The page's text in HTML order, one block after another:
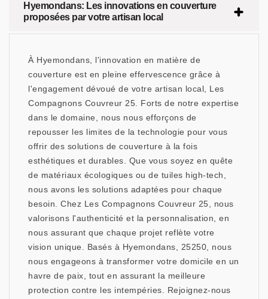
Hyemondans: Les innovations en couverture
proposées par votre artisan local
À Hyemondans, l'innovation en matière de
couverture est en pleine effervescence grâce à
l'engagement dévoué de votre artisan local, Les
Compagnons Couvreur 25. Forts de notre expertise
dans le domaine, nous nous efforçons de
repousser les limites de la technologie pour vous
offrir des solutions de couverture à la fois
esthétiques et durables. Que vous soyez en quête
de matériaux écologiques ou de tuiles high-tech,
nous avons les solutions adaptées pour chaque
besoin. Chez Les Compagnons Couvreur 25, nous
valorisons l'authenticité et la personnalisation, en
nous assurant que chaque projet reflète votre
vision unique. Basés à Hyemondans, 25250, nous
nous engageons à transformer votre domicile en un
havre de paix, tout en assurant la meilleure
protection contre les intempéries. Rejoignez-nous